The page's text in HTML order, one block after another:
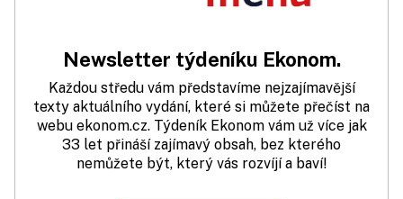
Newsletter týdeníku Ekonom.
Každou středu vám představíme nejzajímavější
texty aktuálního vydání, které si můžete přečíst na
webu ekonom.cz. Týdeník Ekonom vám už více jak
33 let přináší zajímavý obsah, bez kterého
nemůžete být, který vás rozvíjí a baví!